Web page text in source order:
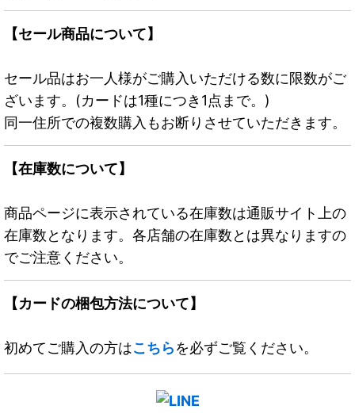
【セール商品について】
セール品はお一人様がご購入いただける数に限数がご
ざいます。(カードは1種につき1点まで。)
同一住所での複数購入もお断りさせていただきます。
【在庫数について】
商品ページに表示されている在庫数は通販サイト上の
在庫数となります。各店舗の在庫数とは異なりますの
でご注意ください。
【カードの梱包方法について】
初めてご購入の方はこちらを必ずご覧ください。